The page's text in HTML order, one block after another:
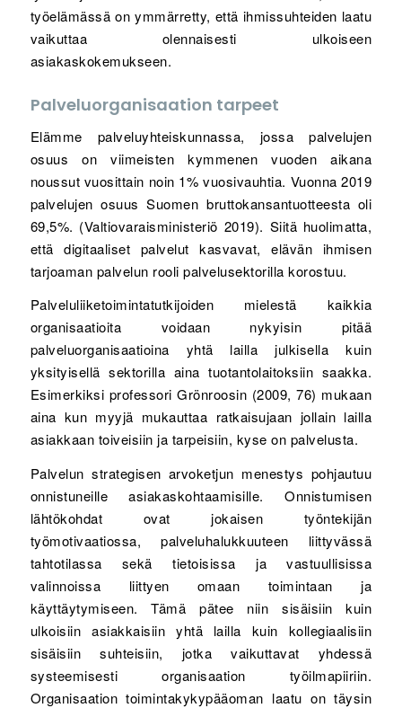
työelämässä on ymmärretty, että ihmissuhteiden laatu
vaikuttaa olennaisesti ulkoiseen
asiakaskokemukseen.
Palveluorganisaation tarpeet
Elämme palveluyhteiskunnassa, jossa palvelujen
osuus on viimeisten kymmenen vuoden aikana
noussut vuosittain noin 1% vuosivauhtia. Vuonna 2019
palvelujen osuus Suomen bruttokansantuotteesta oli
69,5%. (Valtiovaraisministeriö 2019). Siitä huolimatta,
että digitaaliset palvelut kasvavat, elävän ihmisen
tarjoaman palvelun rooli palvelusektorilla korostuu.
Palveluliiketoimintatutkijoiden mielestä kaikkia
organisaatioita voidaan nykyisin pitää
palveluorganisaatioina yhtä lailla julkisella kuin
yksityisellä sektorilla aina tuotantolaitoksiin saakka.
Esimerkiksi professori Grönroosin (2009, 76) mukaan
aina kun myyjä mukauttaa ratkaisujaan jollain lailla
asiakkaan toiveisiin ja tarpeisiin, kyse on palvelusta.
Palvelun strategisen arvoketjun menestys pohjautuu
onnistuneille asiakaskohtaamisille. Onnistumisen
lähtökohdat ovat jokaisen työntekijän
työmotivaatiossa, palveluhalukkuuteen liittyvässä
tahtotilassa sekä tietoisissa ja vastuullisissa
valinnoissa liittyen omaan toimintaan ja
käyttäytymiseen. Tämä pätee niin sisäisiin kuin
ulkoisiin asiakkaisiin yhtä lailla kuin kollegiaalisiin
sisäisiin suhteisiin, jotka vaikuttavat yhdessä
systeemisesti organisaation työilmapiiriin.
Organisaation toimintakykypääoman laatu on täysin